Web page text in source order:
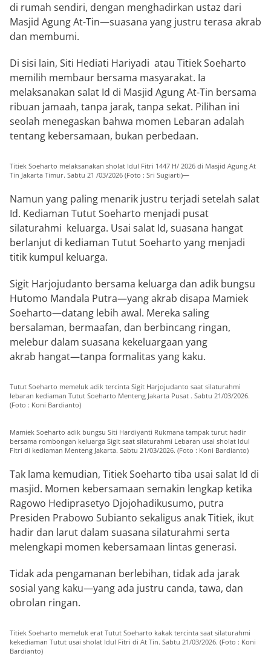
di rumah sendiri, dengan menghadirkan ustaz dari
Masjid Agung At-Tin—suasana yang justru terasa akrab
dan membumi.
Di sisi lain, Siti Hediati Hariyadi atau Titiek Soeharto
memilih membaur bersama masyarakat. Ia
melaksanakan salat Id di Masjid Agung At-Tin bersama
ribuan jamaah, tanpa jarak, tanpa sekat. Pilihan ini
seolah menegaskan bahwa momen Lebaran adalah
tentang kebersamaan, bukan perbedaan.
Titiek Soeharto melaksanakan sholat Idul Fitri 1447 H/ 2026 di Masjid Agung At
Tin Jakarta Timur. Sabtu 21 /03/2026 (Foto : Sri Sugiarti)—
Namun yang paling menarik justru terjadi setelah salat
Id. Kediaman Tutut Soeharto menjadi pusat
silaturahmi keluarga. Usai salat Id, suasana hangat
berlanjut di kediaman Tutut Soeharto yang menjadi
titik kumpul keluarga.
Sigit Harjojudanto bersama keluarga dan adik bungsu
Hutomo Mandala Putra—yang akrab disapa Mamiek
Soeharto—datang lebih awal. Mereka saling
bersalaman, bermaafan, dan berbincang ringan,
melebur dalam suasana kekeluargaan yang
akrab hangat—tanpa formalitas yang kaku.
Tutut Soeharto memeluk adik tercinta Sigit Harjojudanto saat silaturahmi
lebaran kediaman Tutut Soeharto Menteng Jakarta Pusat . Sabtu 21/03/2026.
(Foto : Koni Bardianto)
Mamiek Soeharto adik bungsu Siti Hardiyanti Rukmana tampak turut hadir
bersama rombongan keluarga Sigit saat silaturahmi Lebaran usai sholat Idul
Fitri di kediaman Menteng Jakarta. Sabtu 21/03/2026. (Foto : Koni Bardianto)
Tak lama kemudian, Titiek Soeharto tiba usai salat Id di
masjid. Momen kebersamaan semakin lengkap ketika
Ragowo Hediprasetyo Djojohadikusumo, putra
Presiden Prabowo Subianto sekaligus anak Titiek, ikut
hadir dan larut dalam suasana silaturahmi serta
melengkapi momen kebersamaan lintas generasi.
Tidak ada pengamanan berlebihan, tidak ada jarak
sosial yang kaku—yang ada justru canda, tawa, dan
obrolan ringan.
Titiek Soeharto memeluk erat Tutut Soeharto kakak tercinta saat silaturahmi
kekediaman Tutut usai sholat Idul Fitri di At Tin. Sabtu 21/03/2026. (Foto : Koni
Bardianto)